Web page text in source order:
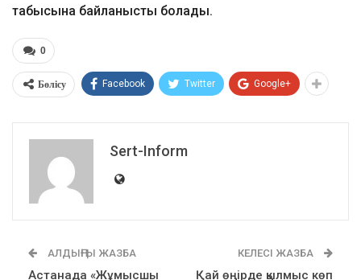
табысына байланысты болады.
0
Бөлісу Facebook Twitter Google+
Sert-Inform
АЛДЫҢҒЫ ЖАЗБА
Астанада «Жұмысшы
КЕЛЕСІ ЖАЗБА
Қай өңірде қылмыс көп